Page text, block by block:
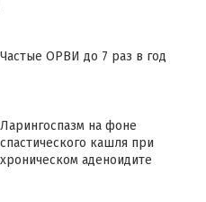
Частые ОРВИ до 7 раз в год
Ларингоспазм на фоне
спастического кашля при
хроническом аденоидите